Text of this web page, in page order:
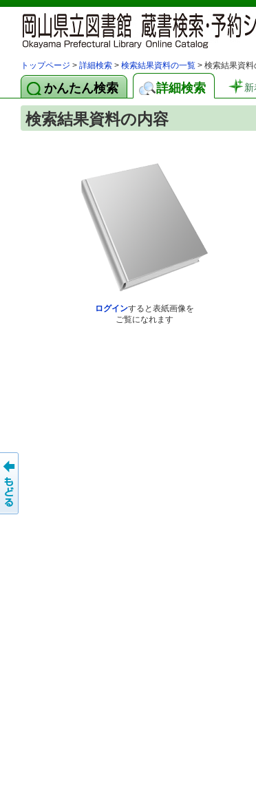
トップページ > 詳細検索 > 検索結果資料の一覧 > 検索結果資料
かんたん検索 詳細検索
検索結果資料の内容
ログインすると表紙画像を
ご覧になれます